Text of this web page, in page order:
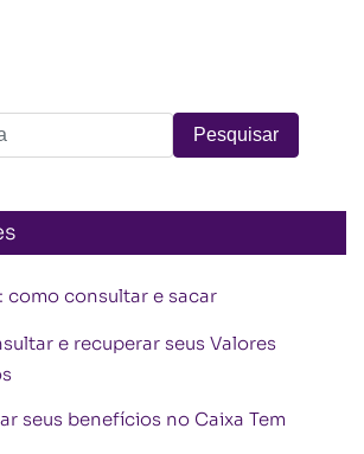
como consultar e sacar
e recuperar seus Valores
seus benefícios no Caixa Tem